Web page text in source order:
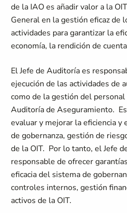
de la IAO es añadir valor a la
General en la gestión eficaz de
actividades para garantizar la
economía, la rendición de
El Jefe de Auditoría es
ejecución de las actividades de
como de la gestión del
Auditoría de Aseguramiento.
evaluar y mejorar la eficiencia y
de gobernanza, gestión de
de la OIT. Por lo tanto, el Jefe
responsable de ofrecer
eficacia del sistema de
controles internos, gestión
activos de la OIT.